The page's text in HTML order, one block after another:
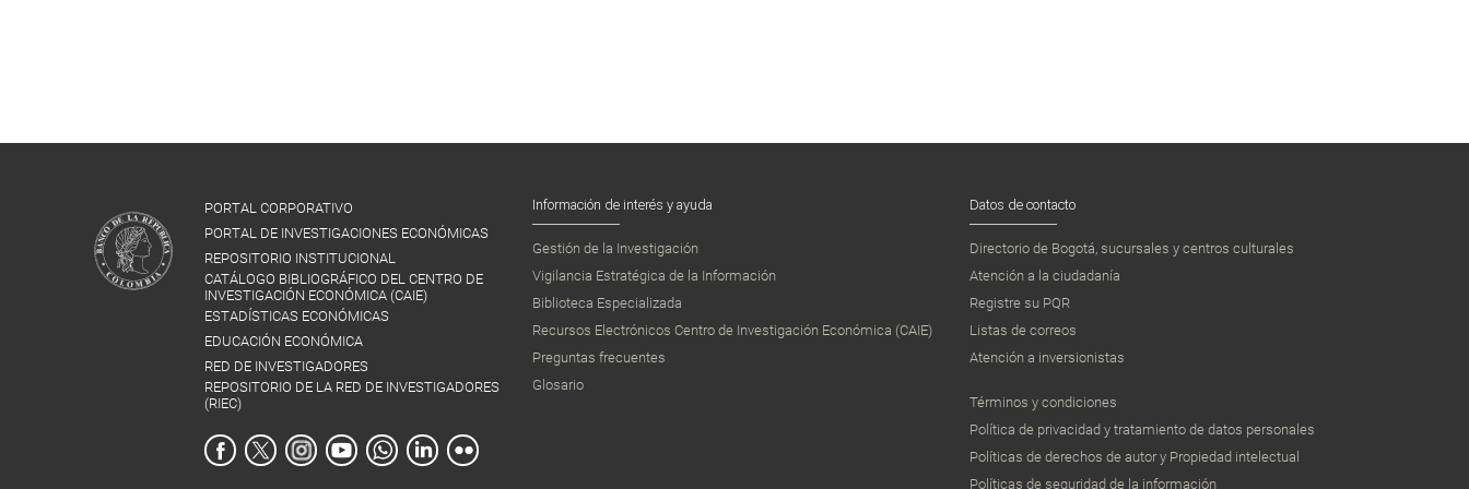
PORTAL CORPORATIVO
PORTAL DE INVESTIGACIONES ECONÓMICAS
REPOSITORIO INSTITUCIONAL
CATÁLOGO BIBLIOGRÁFICO DEL CENTRO DE
INVESTIGACIÓN ECONÓMICA (CAIE)
ESTADÍSTICAS ECONÓMICAS
EDUCACIÓN ECONÓMICA
RED DE INVESTIGADORES
REPOSITORIO DE LA RED DE INVESTIGADORES
(RIEC)
Información de interés y ayuda
Gestión de la Investigación
Vigilancia Estratégica de la Información
Biblioteca Especializada
Recursos Electrónicos Centro de Investigación Económica (CAIE)
Preguntas frecuentes
Glosario
Datos de contacto
Directorio de Bogotá, sucursales y centros culturales
Atención a la ciudadanía
Registre su PQR
Listas de correos
Atención a inversionistas
Términos y condiciones
Política de privacidad y tratamiento de datos personales
Políticas de derechos de autor y Propiedad intelectual
Políticas de seguridad de la información